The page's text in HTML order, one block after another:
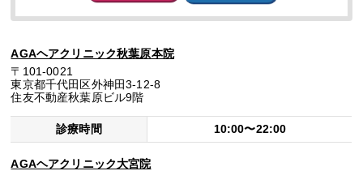
AGAヘアクリニック秋葉原本院
〒101-0021
東京都千代田区外神田3-12-8
住友不動産秋葉原ビル9階
診療時間 10:00〜22:00
AGAヘアクリニック大宮院